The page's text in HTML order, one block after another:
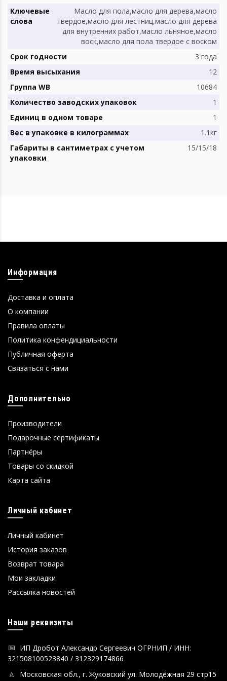
Ключевые
слова
Масло для пола,масло для дерева,масло
твердое,масло для лестниц,масло для дерева
для внутренних работ,масло льняное,масло
воск,масло для пола твердое с воском
Срок годности
3 года
Время высыхания
12
Группа WB
10684
Количество заводских упаковок
1
Единиц в одном товаре
1
Вес в упаковке в килограммах
1.1кг
Габариты в сантиметрах с учетом
упаковки
15/15/18
Информация
Доставка и оплата
О компании
Правила оплаты
Политика конфендициальности
Публичная оферта
Связаться с нами
Дополнительно
Производители
Подарочные сертификаты
Партнёры
Товары со скидкой
Карта сайта
Личный кабинет
Личный кабинет
История заказов
Возврат товара
Мои закладки
Рассылка новостей
Наши реквизиты
ИП Дробот Александр Сергеевич ОГРНИП / ИНН:
321508100523840 / 312329174866
Московская обл., г. Жуковский ул. Молодёжная 29 стр15